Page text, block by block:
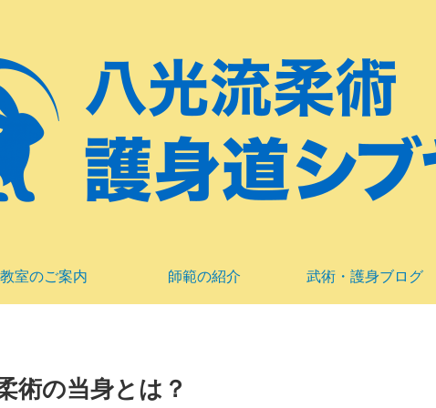
教室のご案内 師範の紹介 武術・護身ブログ
術の当身とは？